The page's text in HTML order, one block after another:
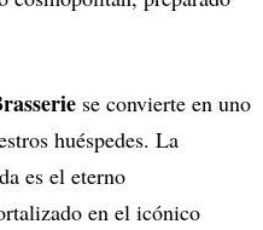
se convierte en uno
huéspedes. La
es el eterno
en el icónico